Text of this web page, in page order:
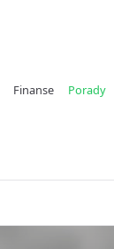
Finanse Porady